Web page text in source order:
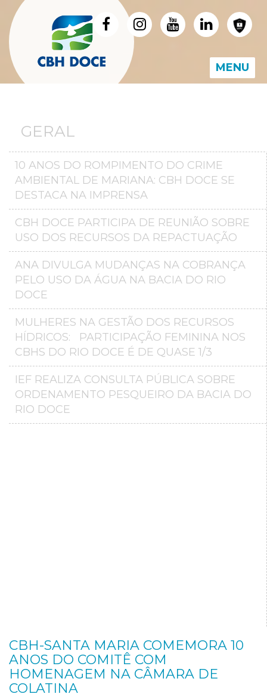
MENU
GERAL
10 ANOS DO ROMPIMENTO DO CRIME
AMBIENTAL DE MARIANA: CBH DOCE SE
DESTACA NA IMPRENSA
CBH DOCE PARTICIPA DE REUNIÃO SOBRE
USO DOS RECURSOS DA REPACTUAÇÃO
ANA DIVULGA MUDANÇAS NA COBRANÇA
PELO USO DA ÁGUA NA BACIA DO RIO
DOCE
MULHERES NA GESTÃO DOS RECURSOS
HÍDRICOS: PARTICIPAÇÃO FEMININA NOS
CBHS DO RIO DOCE É DE QUASE 1/3
IEF REALIZA CONSULTA PÚBLICA SOBRE
ORDENAMENTO PESQUEIRO DA BACIA DO
RIO DOCE
CBH-SANTA MARIA COMEMORA 10
ANOS DO COMITÊ COM
HOMENAGEM NA CÂMARA DE
COLATINA